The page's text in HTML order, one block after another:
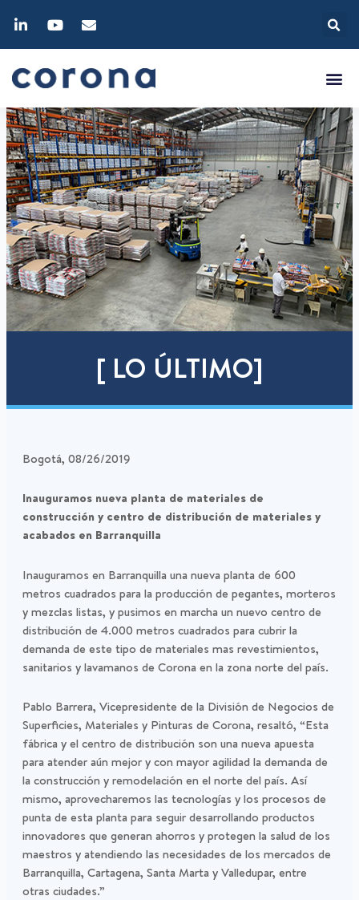
[ LO ÚLTIMO]
Bogotá, 08/26/2019
Inauguramos nueva planta de materiales de
construcción y centro de distribución de materiales y
acabados en Barranquilla
Inauguramos en Barranquilla una nueva planta de 600
metros cuadrados para la producción de pegantes, morteros
y mezclas listas, y pusimos en marcha un nuevo centro de
distribución de 4.000 metros cuadrados para cubrir la
demanda de este tipo de materiales mas revestimientos,
sanitarios y lavamanos de Corona en la zona norte del país.
Pablo Barrera, Vicepresidente de la División de Negocios de
Superficies, Materiales y Pinturas de Corona, resaltó, “Esta
fábrica y el centro de distribución son una nueva apuesta
para atender aún mejor y con mayor agilidad la demanda de
la construcción y remodelación en el norte del país. Así
mismo, aprovecharemos las tecnologías y los procesos de
punta de esta planta para seguir desarrollando productos
innovadores que generan ahorros y protegen la salud de los
maestros y atendiendo las necesidades de los mercados de
Barranquilla, Cartagena, Santa Marta y Valledupar, entre
otras ciudades.”